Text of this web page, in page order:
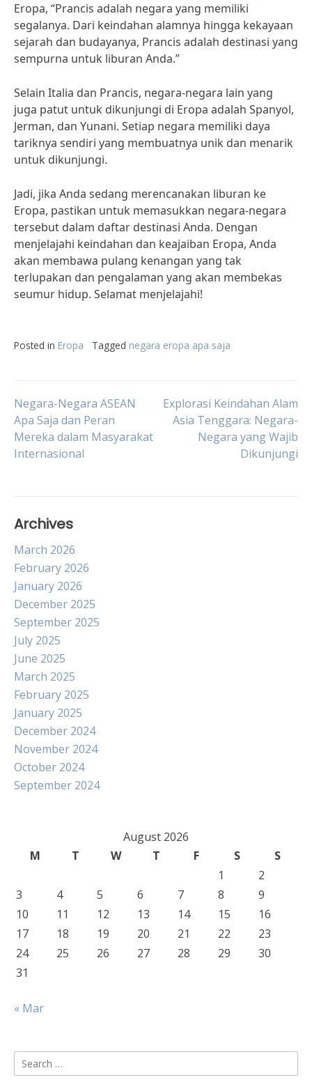
Eropa, “Prancis adalah negara yang memiliki
segalanya. Dari keindahan alamnya hingga kekayaan
sejarah dan budayanya, Prancis adalah destinasi yang
sempurna untuk liburan Anda.”
Selain Italia dan Prancis, negara-negara lain yang
juga patut untuk dikunjungi di Eropa adalah Spanyol,
Jerman, dan Yunani. Setiap negara memiliki daya
tariknya sendiri yang membuatnya unik dan menarik
untuk dikunjungi.
Jadi, jika Anda sedang merencanakan liburan ke
Eropa, pastikan untuk memasukkan negara-negara
tersebut dalam daftar destinasi Anda. Dengan
menjelajahi keindahan dan keajaiban Eropa, Anda
akan membawa pulang kenangan yang tak
terlupakan dan pengalaman yang akan membekas
seumur hidup. Selamat menjelajahi!
Posted in Eropa Tagged negara eropa apa saja
Post
navigation
Negara-Negara ASEAN
Apa Saja dan Peran
Mereka dalam Masyarakat
Internasional
Explorasi Keindahan Alam
Asia Tenggara: Negara-
Negara yang Wajib
Dikunjungi
Archives
March 2026
February 2026
January 2026
December 2025
September 2025
July 2025
June 2025
March 2025
February 2025
January 2025
December 2024
November 2024
October 2024
September 2024
August 2026
M
T W T F S
S
1
2
3
4 5 6 7 8
9
10
11 12 13 14 15
16
17
18 19 20 21 22
23
24
25 26 27 28 29
30
31
« Mar
Search
for: